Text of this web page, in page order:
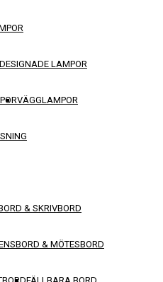
LAMPOR
VÄGGLAMPOR
& SKRIVBORD
& MÖTESBORD